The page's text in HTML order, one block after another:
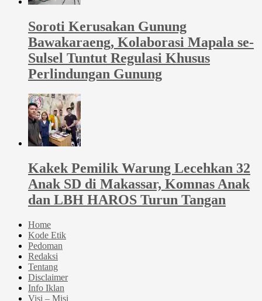
Soroti Kerusakan Gunung
Bawakaraeng, Kolaborasi Mapala se-
Sulsel Tuntut Regulasi Khusus
Perlindungan Gunung
Kakek Pemilik Warung Lecehkan 32
Anak SD di Makassar, Komnas Anak
dan LBH HAROS Turun Tangan
Home
Kode Etik
Pedoman
Redaksi
Tentang
Disclaimer
Info Iklan
Visi – Misi